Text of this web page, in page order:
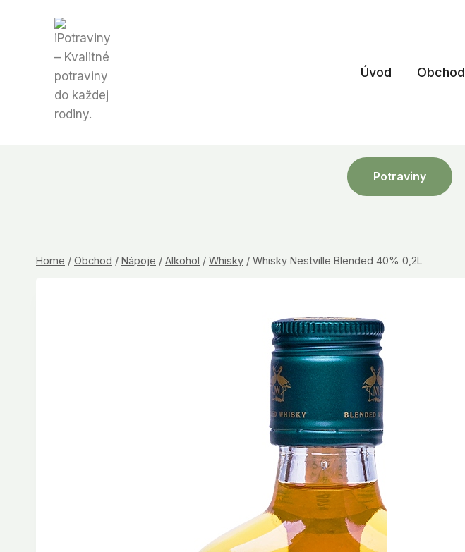
Úvod Obchod
Potraviny
Home / Obchod / Nápoje / Alkohol / Whisky / Whisky Nestville Blended 40% 0,2L